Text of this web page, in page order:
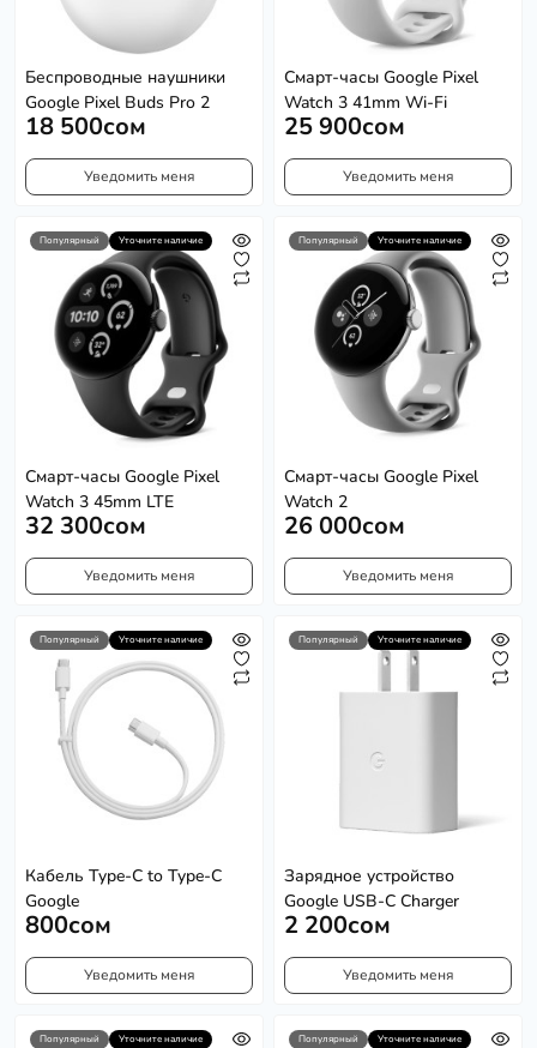
Беспроводные наушники
Google Pixel Buds Pro 2
18 500сом
Уведомить меня
Смарт-часы Google Pixel
Watch 3 41mm Wi-Fi
25 900сом
Уведомить меня
Популярный Уточните наличие
Смарт-часы Google Pixel
Watch 3 45mm LTE
32 300сом
Уведомить меня
Популярный Уточните наличие
Смарт-часы Google Pixel
Watch 2
26 000сом
Уведомить меня
Популярный Уточните наличие
Кабель Type-C to Type-C
Google
800сом
Уведомить меня
Популярный Уточните наличие
Зарядное устройство
Google USB-C Charger
2 200сом
Уведомить меня
Популярный Уточните наличие Популярный Уточните наличие